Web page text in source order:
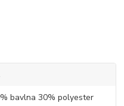
bavlna 30% polyester